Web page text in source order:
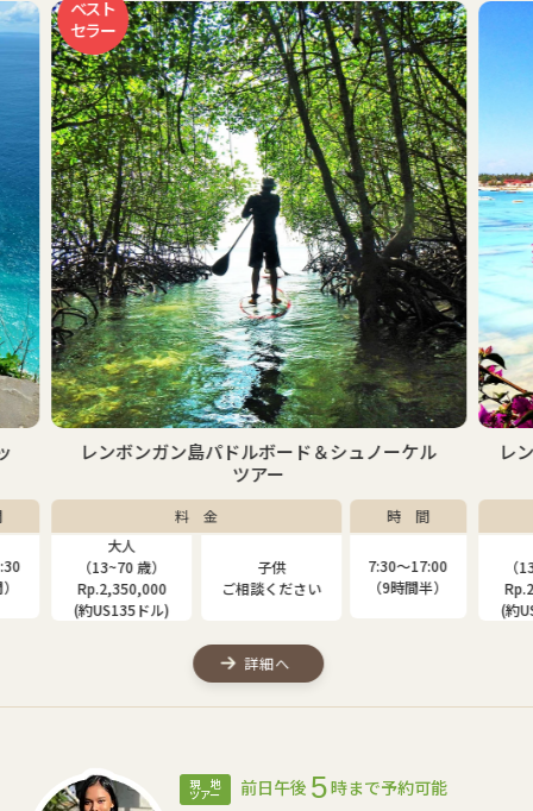
）
レンボンガン島マングローブ＆シュノーケルツ
アー
料 金
大人
（13~80 歳）
Rp.2,000,000
(約US115ドル)
（4~12 歳）
Rp.1,310,000
時 間
7:30〜17:00
（9時間半）
詳細へ
（
(約
現 地
ツアー 前日午後 5時まで予約可能